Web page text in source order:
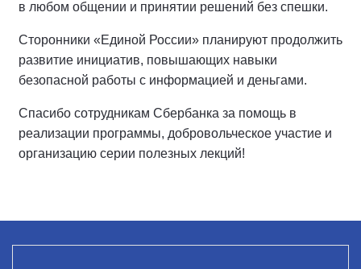
в любом общении и принятии решений без спешки.
Сторонники «Единой России» планируют продолжить
развитие инициатив, повышающих навыки
безопасной работы с информацией и деньгами.
Спасибо сотрудникам Сбербанка за помощь в
реализации программы, добровольческое участие и
организацию серии полезных лекций!